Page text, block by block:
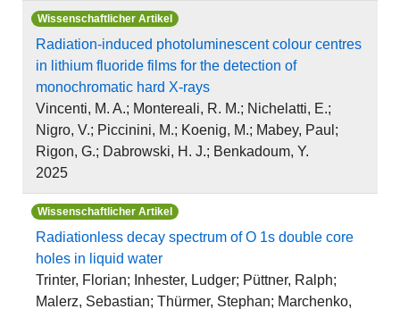
Wissenschaftlicher Artikel
Radiation-induced photoluminescent colour centres
in lithium fluoride films for the detection of
monochromatic hard X-rays
Vincenti, M. A.; Montereali, R. M.; Nichelatti, E.;
Nigro, V.; Piccinini, M.; Koenig, M.; Mabey, Paul;
Rigon, G.; Dabrowski, H. J.; Benkadoum, Y.
2025
Wissenschaftlicher Artikel
Radiationless decay spectrum of O 1s double core
holes in liquid water
Trinter, Florian; Inhester, Ludger; Püttner, Ralph;
Malerz, Sebastian; Thürmer, Stephan; Marchenko,